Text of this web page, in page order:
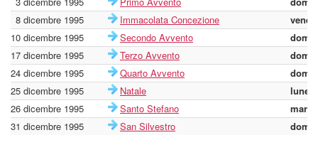
8 dicembre 1995
Immacolata Concezione
10 dicembre 1995
Secondo Avvento
17 dicembre 1995
Terzo Avvento
24 dicembre 1995
Quarto Avvento
25 dicembre 1995
Natale
lunedì
26 dicembre 1995
Santo Stefano
31 dicembre 1995
San Silvestro